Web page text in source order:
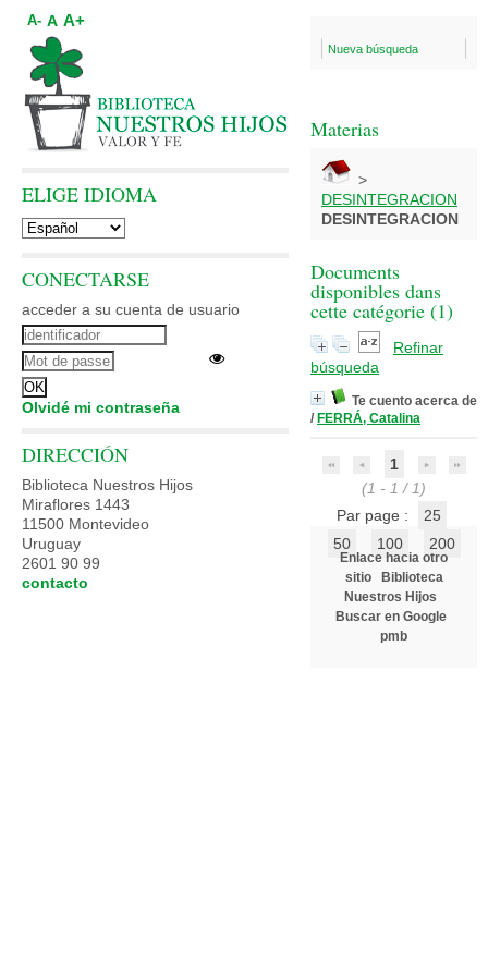
Nueva búsqueda
Materias
>
DESINTEGRACION
DESINTEGRACION
Documents
disponibles dans
cette catégorie (1)
Refinar
búsqueda
Te cuento acerca de
/ FERRÁ, Catalina
1
(1 - 1 / 1)
Par page :
25
50
100 200
Enlace hacia otro
sitio
Biblioteca
Nuestros Hijos
Buscar en Google
pmb
A- A A+
ELIGE IDIOMA
CONECTARSE
acceder a su cuenta de usuario
Olvidé mi contraseña
DIRECCIÓN
Biblioteca Nuestros Hijos
Miraflores 1443
11500 Montevideo
Uruguay
2601 90 99
contacto